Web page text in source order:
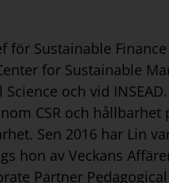
för Sustainable
for Sustainable
och vid
CSR och hållbarhet
Sen 2016 har Lin
hon av Veckans
Partner